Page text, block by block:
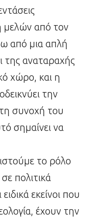
μελών από τον
από μια απλή
της αναταραχής
χώρο, και η
την
συνοχή του
σημαίνει να
το ρόλο
πολιτικά
εκείνοι που
έχουν την